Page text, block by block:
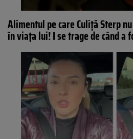
Alimentul pe care Culiță Sterp
în viața lui! I se trage de când a